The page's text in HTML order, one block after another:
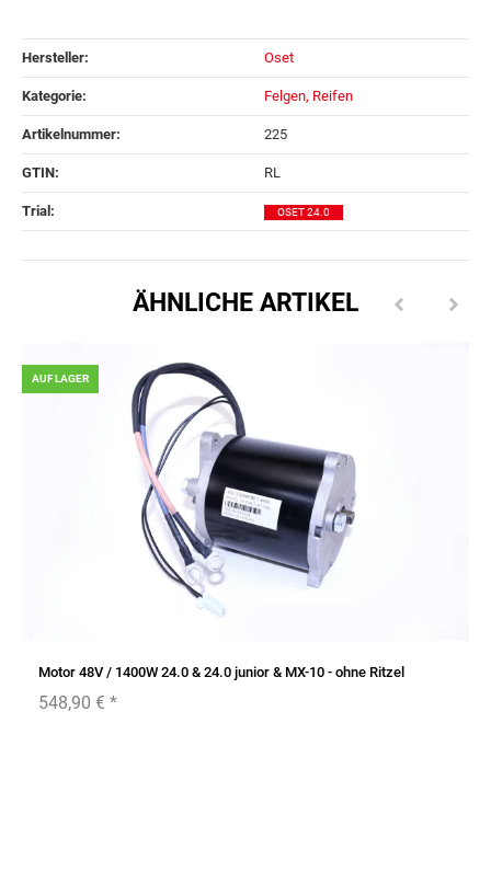
Hersteller: Oset
Kategorie: Felgen, Reifen
Artikelnummer: 225
GTIN: RL
Trial‍: OSET 24.0
ÄHNLICHE ARTIKEL
AUF LAGER
Motor 48V / 1400W 24.0 & 24.0 junior & MX-10 - ohne Ritzel
548,90 € *